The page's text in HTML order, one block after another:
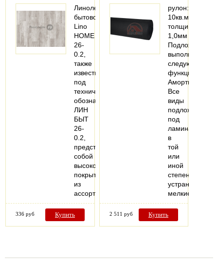
Линолеум
бытовой
Lino
HOME
26-
0.2,
также
известный
под
техническим
обозначением
ЛИН
БЫТ
26-
0.2,
представляет
собой
высококачественное
покрытие
из
ассортимента…
336 руб Купить
рулон:
10кв.м.;
толщина:
1,0мм
Подложка
выполняет
следующие
функции:
Все
виды
подложки
под
ламинат
в
той
или
иной
степени
устраняют
мелкие…
2 511 руб Купить